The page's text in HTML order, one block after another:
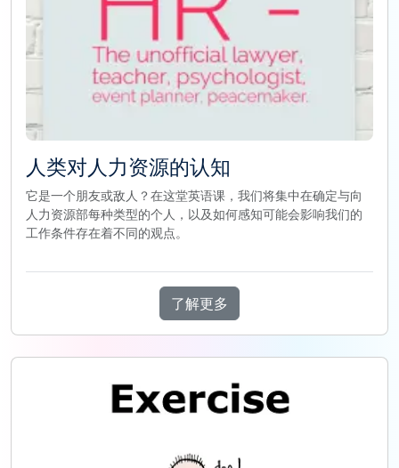
人类对人力资源的认知
它是一个朋友或敌人？在这堂英语课，我们将集中在确定与向
人力资源部每种类型的个人，以及如何感知可能会影响我们的
工作条件存在着不同的观点。
了解更多